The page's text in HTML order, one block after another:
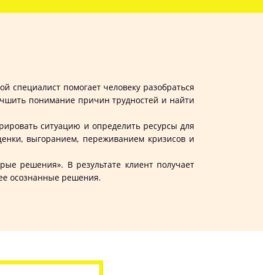
специалист помогает человеку разобраться
понимание причин трудностей и найти
ситуацию и определить ресурсы для
выгоранием, переживанием кризисов и
решения». В результате клиент получает
осознанные решения.